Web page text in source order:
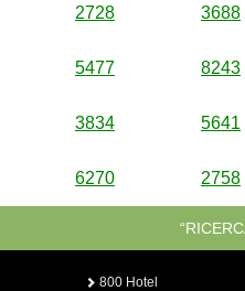
2728 3688
5477 8243
3834 5641
6270 2758
800 Hotel